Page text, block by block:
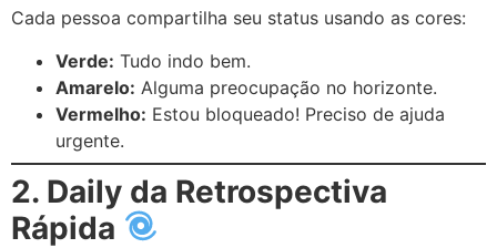
Cada pessoa compartilha seu status usando as cores:
Verde: Tudo indo bem.
Amarelo: Alguma preocupação no horizonte.
Vermelho: Estou bloqueado! Preciso de ajuda
urgente.
2. Daily da Retrospectiva
Rápida